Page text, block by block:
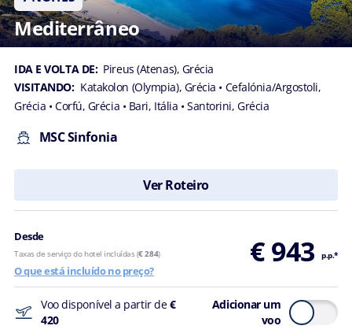
Mediterrâneo
IDA E VOLTA DE: Pireus (Atenas), Grécia
VISITANDO: Katakolon (Olympia), Grécia • Cefalónia/Argostoli,
Grécia • Corfú, Grécia • Bari, Itália • Santorini, Grécia
MSC Sinfonia
Ver Roteiro
Desde € 943 p.p.*
Taxas de serviço do hotel incluídas (€ 284)
O que está incluído no preço?
Voo disponível a partir de€
420
Adicionar um
voo
Aceito receber
experiências
personalizadas,
personalizadas e
comunicações
baseadas nas
minhas
preferências e
interesses
Ao
este
declaro que
li e
compreendi
a
Política de
Privacidade